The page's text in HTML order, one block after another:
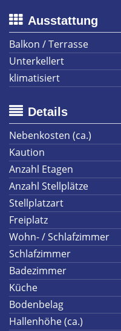
Ausstattung
Balkon / Terrasse
Unterkellert
klimatisiert
Details
Nebenkosten (ca.)
Kaution
Anzahl Etagen
Anzahl Stellplätze
Stellplatzart
Freiplatz
Wohn- / Schlafzimmer
Schlafzimmer
Badezimmer
Küche
Bodenbelag
Hallenhöhe (ca.)